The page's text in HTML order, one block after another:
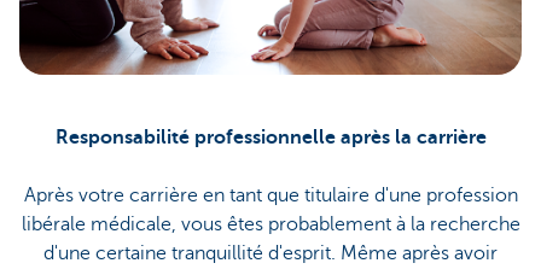
Responsabilité professionnelle après la carrière
Après votre carrière en tant que titulaire d'une profession
libérale médicale, vous êtes probablement à la recherche
d'une certaine tranquillité d'esprit. Même après avoir